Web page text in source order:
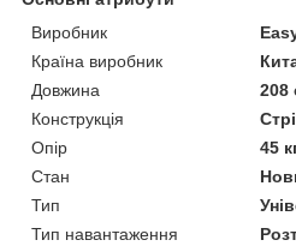
Виробник
Країна виробник
Довжина
208
Конструкція
Опір
45
Стан
Тип
Тип навантаження